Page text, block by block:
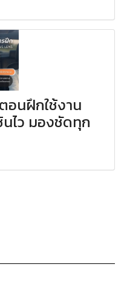
อนฝึกใช้งาน
นไว มองชัดทุก